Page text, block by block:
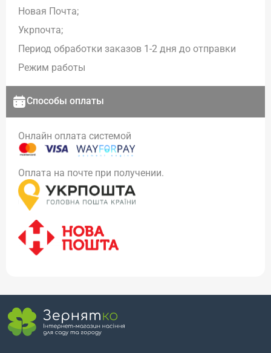
Новая Почта;
Укрпочта;
Период обработки заказов 1-2 дня до отправки
Режим работы
Способы оплаты
Онлайн оплата системой
Оплата на почте при получении.